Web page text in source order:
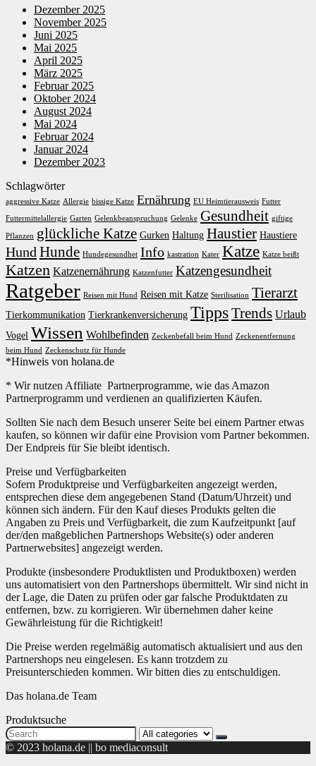
Dezember 2025
November 2025
Juni 2025
Mai 2025
April 2025
März 2025
Februar 2025
Oktober 2024
August 2024
Mai 2024
Februar 2024
Januar 2024
Dezember 2023
Schlagwörter
aggressive Katze Allergie bissige Katze Ernährung EU Heimtierausweis Futter
Futtermittelallergie Garten Gelenkbeanspruchung Gelenke Gesundheit giftige
Pflanzen glückliche Katze Gurken Haltung Haustier Haustiere
Hund Hunde Hundegesundhet Info kastration Kater Katze Katze beißt
Katzen Katzenernährung Katzenfutter Katzengesundheit
Ratgeber Reisen mit Hund Reisen mit Katze Sterilisation Tierarzt
Tierkommunikation Tierkrankenversicherung TippsTrends Urlaub
Vogel Wissen Wohlbefinden Zeckenbefall beim Hund Zeckenentfernung
beim Hund Zeckenschutz für Hunde
*Hinweis von holana.de
* Wir nutzen Affiliate Partnerprogramme, wie das Amazon
Partnerprogramm und verdienen an qualifizierten Käufen.
Sollten Sie nach dem Besuch unserer Seite bei einem Partner etwas
kaufen, so können wir dafür eine Provision vom Partner bekommen.
Der Endpreis für Sie bleibt identisch.
Preise und Verfügbarkeiten
Sofern Produktpreise und Verfügbarkeiten angezeigt werden,
entsprechen diese dem angegebenen Stand (Datum/Uhrzeit) und
können sich ändern. Für den Kauf dieses Produkts gelten die
Angaben zu Preis und Verfügbarkeit, die zum Kaufzeitpunkt [auf
der/den maßgeblichen Partnershops Website(s) oder anderen
Partnerwebsites] angezeigt werden.
Produkte (insbesondere Produktlisten und Produktboxen) werden
uns automatisiert von den Partnershops übermittelt. Wir sind nicht in
der Lage, die Daten zu prüfen oder gar falsche Produktdaten zu
entfernen, bzw. zu korrigieren. Wir übernehmen daher keine
Gewährleistung für die Richtigkeit!
Die Preise werden regelmäßig automatisch aktualisiert und aus den
Partnershops neu eingelesen. Es kann trotzdem zu
Preisunterschieden kommen. Wir bitten dies zu entschuldigen.
Das holana.de Team
Produktsuche
Search
for:
© 2023 holana.de || bo mediaconsult